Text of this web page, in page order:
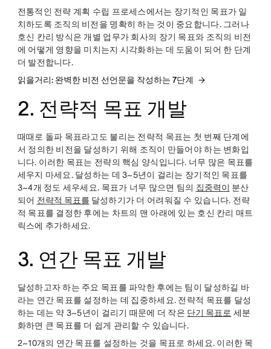
전통적인 전략 계획 수립 프로세스에서는 장기적인 목표가 일
치하도록 조직의 비전을 명확히 하는 것이 중요합니다. 그러나
호신 칸리 방식은 개별 업무가 회사의 장기 목표와 조직의 비전
에 어떻게 영향을 미치는지 시각화하는 데 도움이 되어 한 단계
더 발전합니다.
읽을거리: 완벽한 비전 선언문을 작성하는 7단계
2. 전략적 목표 개발
때때로 돌파 목표라고도 불리는 전략적 목표는 첫 번째 단계에
서 정의한 비전을 달성하기 위해 조직이 만들어야 하는 변화입
니다. 이러한 목표는 전략의 핵심 양식입니다. 너무 많은 목표를
세우지 마세요. 달성하는 데 3~5년이 걸리는 장기적인 목표를
3~4개 정도 세우세요. 목표가 너무 많으면 팀의 집중력이 분산
되어 전략적 목표를 달성하기가 더 어려워질 수 있습니다. 전략
적 목표를 결정한 후에는 차트의 맨 아래에 있는 호신 칸리 매트
릭스에 추가하세요.
3. 연간 목표 개발
달성하고자 하는 주요 목표를 파악한 후에는 팀이 달성하길 바
라는 연간 목표를 설정하는 데 집중하세요. 전략적 목표를 달성
하는 데는 약 3~5년이 걸리기 때문에 더 작은 단기 목표로 세분
화하면 큰 목표를 더 쉽게 관리할 수 있습니다.
2~10개의 연간 목표를 설정하는 것을 목표로 하세요. 이러한 목